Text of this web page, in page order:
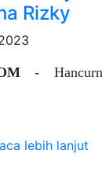
Rizky
-
lebih lanjut